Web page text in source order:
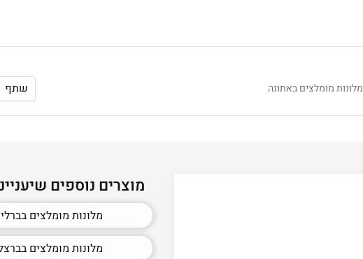
מלונות מומלצים באתונה שתף
מוצרים נוספים
מלונות מומלצים
מלונות מומלצים